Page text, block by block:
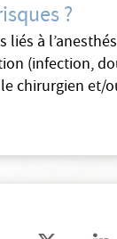
?
à
(infection,
chirurgien et/